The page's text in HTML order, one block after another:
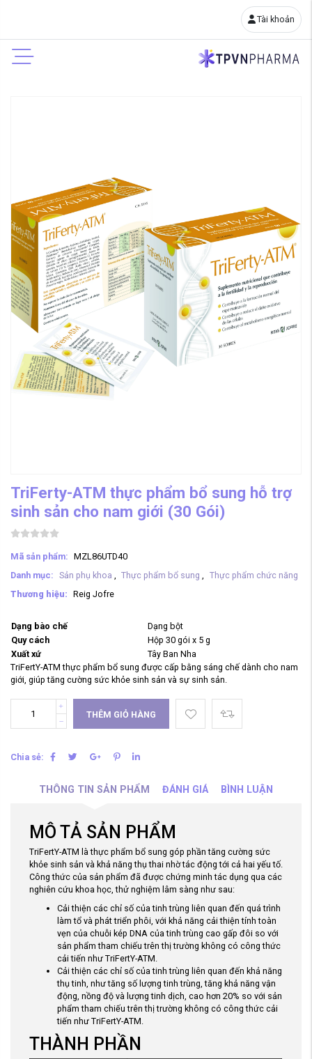
Tài khoản
TriFerty-ATM thực phẩm bổ sung hỗ trợ
sinh sản cho nam giới (30 Gói)
Mã sản phẩm: MZL86UTD40
Danh mục: Sản phụ khoa Thực phẩm bổ sung
Thực phẩm chức năng
Thương hiệu: Reig Jofre
Dạng bào chế
Dạng bột
Quy cách
Hộp 30 gói x 5 g
Xuất xứ
Tây Ban Nha
TriFertY-ATM thực phẩm bổ sung được cấp bằng sáng chế dành cho nam
giới, giúp tăng cường sức khỏe sinh sản và sự sinh sản.
THÊM GIỎ HÀNG
Chia sẻ:
THÔNG TIN SẢN PHẨM ĐÁNH GIÁ BÌNH LUẬN
MÔ TẢ SẢN PHẨM
TriFertY-ATM là thực phẩm bổ sung góp phần tăng cường sức
khỏe sinh sản và khả năng thụ thai nhờ tác động tới cả hai yếu tố.
Công thức của sản phẩm đã được chứng minh tác dụng qua các
nghiên cứu khoa học, thử nghiệm lâm sàng như sau:
Cải thiện các chỉ số của tinh trùng liên quan đến quá trình
làm tổ và phát triển phôi, với khả năng cải thiện tính toàn
vẹn của chuỗi kép DNA của tinh trùng cao gấp đôi so với
sản phẩm tham chiếu trên thị trường không có công thức
cải tiến như TriFertY-ATM.
Cải thiện các chỉ số của tinh trùng liên quan đến khả năng
thụ tinh, như tăng số lượng tinh trùng, tăng khả năng vận
động, nồng độ và lượng tinh dịch, cao hơn 20% so với sản
phẩm tham chiếu trên thị trường không có công thức cải
tiến như TriFertY-ATM.
THÀNH PHẦN